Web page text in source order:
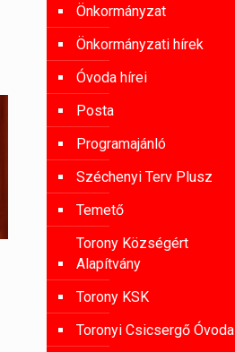
Önkormányzat
Önkormányzati hírek
Óvoda hírei
Posta
Programajánló
Széchenyi Terv Plusz
Temető
Torony Községért
Alapítvány
Torony KSK
Toronyi Csicsergő Óvoda